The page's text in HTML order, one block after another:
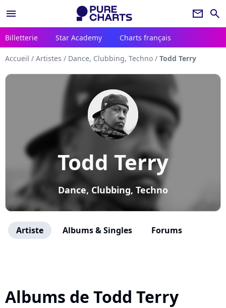
menu newsletter search
Billetterie Star Academy Charts français
Accueil / Artistes / Dance, Clubbing, Techno / Todd Terry
Todd Terry
Dance, Clubbing, Techno
Artiste Albums & Singles Forums
Albums de Todd Terry